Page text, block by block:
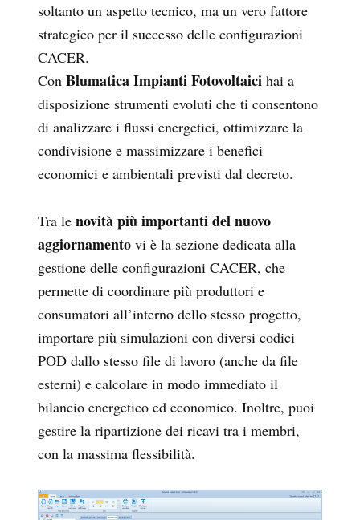
soltanto un aspetto tecnico, ma un vero fattore
strategico per il successo delle configurazioni
CACER.
Con Blumatica Impianti Fotovoltaici hai a
disposizione strumenti evoluti che ti consentono
di analizzare i flussi energetici, ottimizzare la
condivisione e massimizzare i benefici
economici e ambientali previsti dal decreto.
Tra le novità più importanti del nuovo
aggiornamento vi è la sezione dedicata alla
gestione delle configurazioni CACER, che
permette di coordinare più produttori e
consumatori all’interno dello stesso progetto,
importare più simulazioni con diversi codici
POD dallo stesso file di lavoro (anche da file
esterni) e calcolare in modo immediato il
bilancio energetico ed economico. Inoltre, puoi
gestire la ripartizione dei ricavi tra i membri,
con la massima flessibilità.